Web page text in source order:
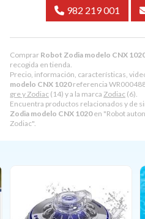
Comprar Robot Zodia modelo CNX
recogida en tienda.
Precio, información, características,
modelo CNX 1020referencia
gre y Zodiac (14) y a la marca Zodiac (6).
Encuentra productos relacionados y de
Zodia modelo CNX 1020en "Robot
Zodiac".
982 219 001